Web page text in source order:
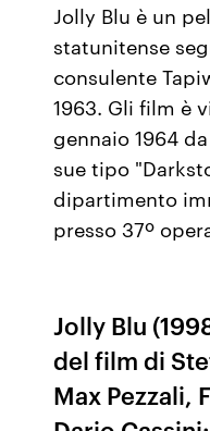
Jolly Blu è un
statunitense
consulente
1963. Gli film è
gennaio 1964
sue tipo
dipartimento
presso 37º
Jolly Blu
del film di
Max Pezzali,